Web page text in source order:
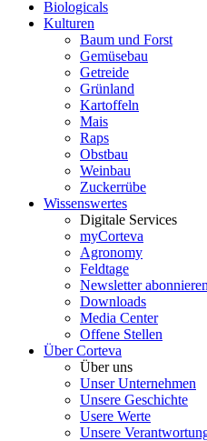
Biologicals
Kulturen
Baum und Forst
Gemüsebau
Getreide
Grünland
Kartoffeln
Mais
Raps
Obstbau
Weinbau
Zuckerrübe
Wissenswertes
Digitale Services
myCorteva
Agronomy
Feldtage
Newsletter abonnieren
Downloads
Media Center
Offene Stellen
Über Corteva
Über uns
Unser Unternehmen
Unsere Geschichte
Usere Werte
Unsere